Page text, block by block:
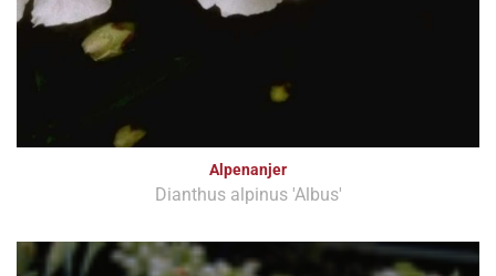
Alpenanjer
Dianthus alpinus 'Albus'